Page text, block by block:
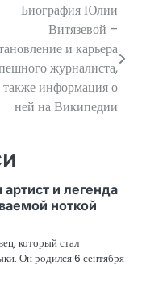
Биография Юлии
Витязевой –
и карьера
журналиста,
также информация о
ней на Википедии
и легенда
ноткой
который стал
Он родился 6 сентября